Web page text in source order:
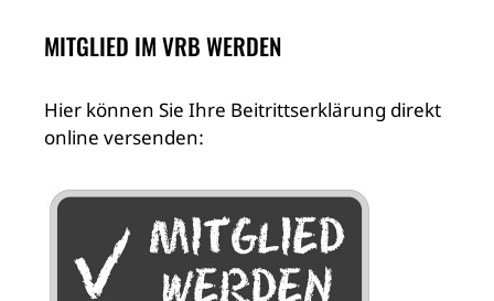
MITGLIED IM VRB WERDEN
Hier können Sie Ihre Beitrittserklärung direkt
online versenden: